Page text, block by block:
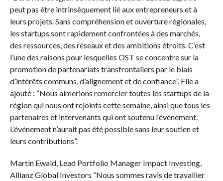
peut pas être intrinsèquement lié aux entrepreneurs et à
leurs projets. Sans compréhension et ouverture régionales,
les startups sont rapidement confrontées à des marchés,
des ressources, des réseaux et des ambitions étroits. C’est
l’une des raisons pour lesquelles OST se concentre sur la
promotion de partenariats transfrontaliers par le biais
d’intérêts communs, d’alignement et de confiance”. Elle a
ajouté : “Nous aimerions remercier toutes les startups de la
région qui nous ont rejoints cette semaine, ainsi que tous les
partenaires et intervenants qui ont soutenu l’événement.
L’événement n’aurait pas été possible sans leur soutien et
leurs contributions”.
Martin Ewald, Lead Portfolio Manager Impact Investing,
Allianz Global Investors “Nous sommes ravis de travailler